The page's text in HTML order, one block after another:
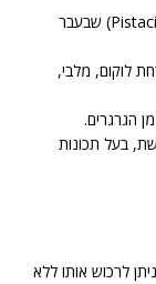
מסטיקא הוא שרף מעצי אלת המסטיק (Pistacia lentiscus) שבעבר
לוקום, מלבי,
הגרגרים.
בעל תכונות
לרכוש אותו ללא